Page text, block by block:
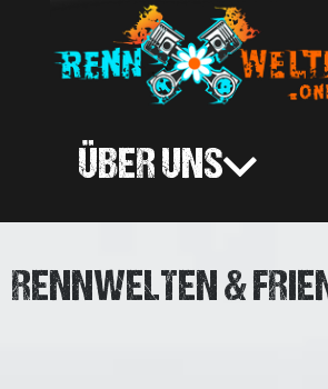
ÜBER UNS
RENNWELTEN &